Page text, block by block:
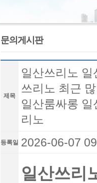
문의게시판
제목
일산쓰리노
쓰리노 최근
일산룸싸롱
리노
등록일 2026-06-07
일산쓰리